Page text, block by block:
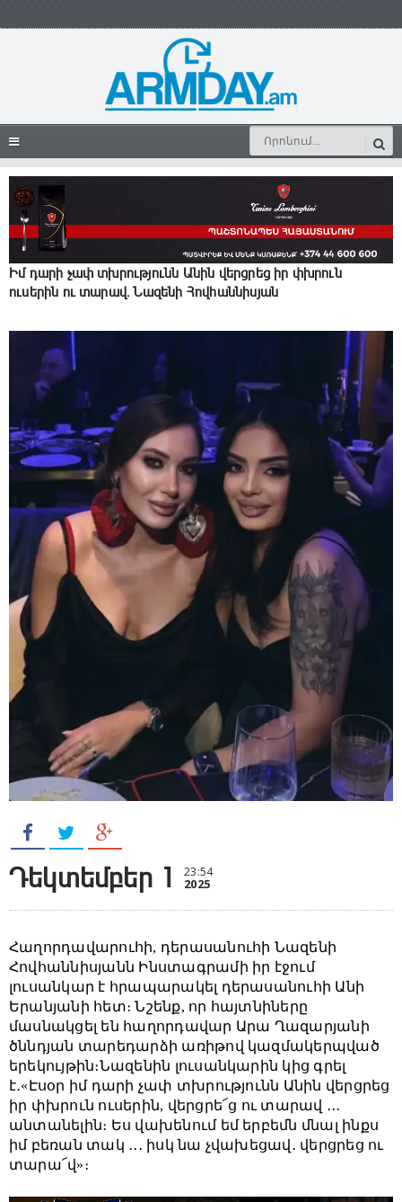
Իմ դարի չափ տխրությունն Անին վերցրեց իր փխրուն
ուսերին ու տարավ․ Նազենի Հովհաննիսյան
Դեկտեմբեր 1 23:54
2025
Հաղորդավարուհի, դերասանուհի Նազենի
Հովհաննիսյանն Ինստագրամի իր էջում
լուսանկար է հրապարակել դերասանուհի Անի
Երանյանի հետ։ Նշենք, որ հայտնիները
մասնակցել են հաղորդավար Արա Ղազարյանի
ծննդյան տարեդարձի առիթով կազմակերպված
երեկույթին։Նազենին լուսանկարին կից գրել
է․«Էսօր իմ դարի չափ տխրությունն Անին վերցրեց
իր փխրուն ուսերին, վերցրե՜ց ու տարավ ․․․
անտանելին։ Ես վախենում եմ երբեմն մնալ ինքս
իմ բեռան տակ ․․․ իսկ նա չվախեցավ․ վերցրեց ու
տարա՜վ»։